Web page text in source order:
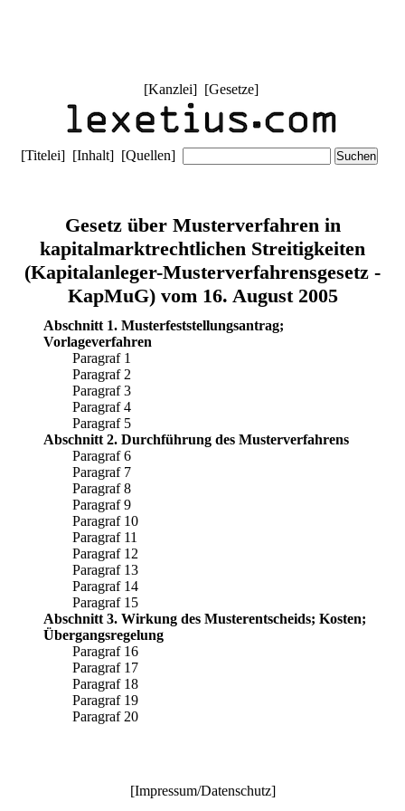
[Kanzlei] [Gesetze]
[Titelei] [Inhalt] [Quellen]
Gesetz über Musterverfahren in
kapitalmarktrechtlichen Streitigkeiten
(Kapitalanleger-Musterverfahrensgesetz -
KapMuG) vom 16. August 2005
Abschnitt 1. Musterfeststellungsantrag;
Vorlageverfahren
Paragraf 1
Paragraf 2
Paragraf 3
Paragraf 4
Paragraf 5
Abschnitt 2. Durchführung des Musterverfahrens
Paragraf 6
Paragraf 7
Paragraf 8
Paragraf 9
Paragraf 10
Paragraf 11
Paragraf 12
Paragraf 13
Paragraf 14
Paragraf 15
Abschnitt 3. Wirkung des Musterentscheids; Kosten;
Übergangsregelung
Paragraf 16
Paragraf 17
Paragraf 18
Paragraf 19
Paragraf 20
[Impressum/Datenschutz]